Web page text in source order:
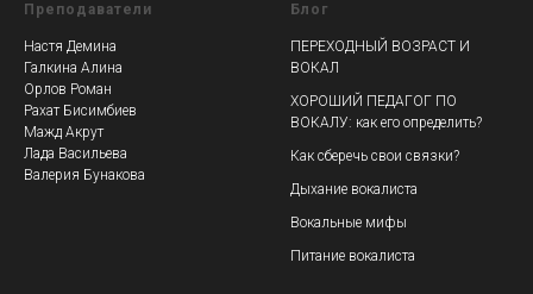
Преподаватели
Настя Демина
Галкина Алина
Орлов Роман
Рахат Бисимбиев
Мажд Акрут
Лада Васильева
Валерия Бунакова
Блог
ПЕРЕХОДНЫЙ ВОЗРАСТ И
ВОКАЛ
ХОРОШИЙ ПЕДАГОГ ПО
ВОКАЛУ: как его определить?
Как сберечь свои связки?
Дыхание вокалиста
Вокальные мифы
Питание вокалиста